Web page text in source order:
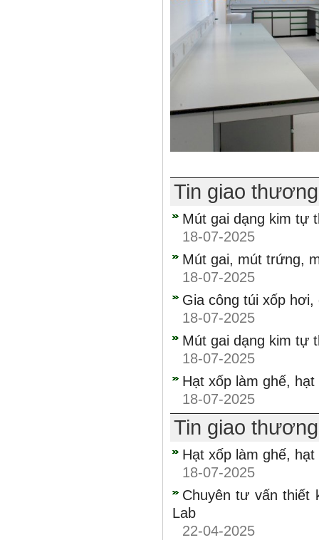
Tin giao
Mút gai dạng kim tự
18-07-2025
Mút gai, mút trứng,
18-07-2025
Gia công túi xốp
18-07-2025
Mút gai dạng kim tự
18-07-2025
Hạt xốp làm ghế,
18-07-2025
Tin giao
Hạt xốp làm ghế,
18-07-2025
Chuyên tư vấn thiết
Lab
22-04-2025